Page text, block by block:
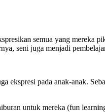
semua yang mereka
seni juga menjadi
pada anak-anak.
untuk mereka (fun